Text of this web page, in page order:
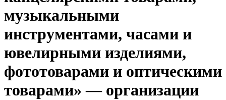
музыкальными
инструментами, часами и
ювелирными изделиями,
фототоварами и оптическими
товарами» — организации